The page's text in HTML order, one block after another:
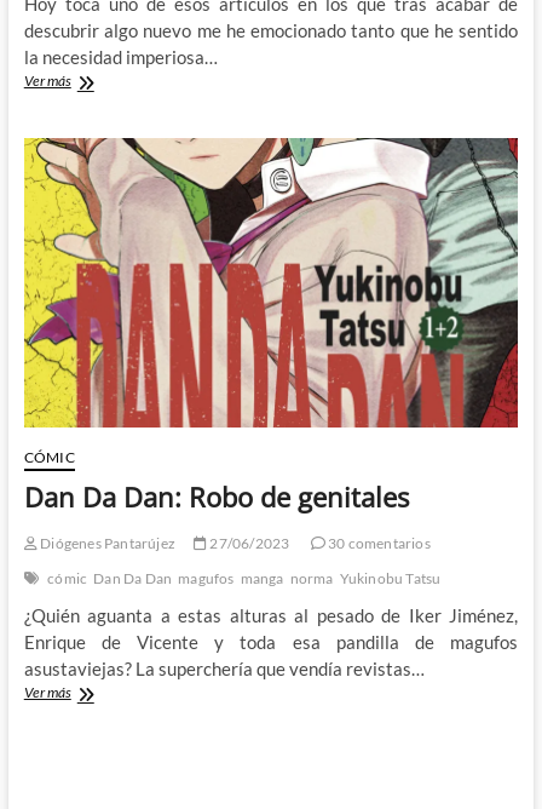
descubrir algo nuevo me he emocionado tanto que he sentido
la necesidad imperiosa…
Ver másDandadan:
y
humor
absurdo
CÓMIC
Dan Da Dan: Robo de genitales
Diógenes Pantarújez 27/06/2023
30 comentarios
cómic Dan Da Dan magufos manga norma Yukinobu Tatsu
¿Quién aguanta a estas alturas al pesado de Iker Jiménez,
Enrique de Vicente y toda esa pandilla de magufos
asustaviejas? La superchería que vendía revistas…
Ver másDan